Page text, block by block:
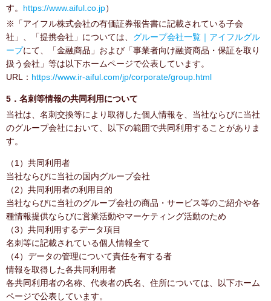
す。 https://www.aiful.co.jp）
※「アイフル株式会社の有価証券報告書に記載されている子会
社」、「提携会社」については、 グループ会社一覧｜アイフルグル
ープにて、「金融商品」および「事業者向け融資商品・保証を取り
扱う会社」等は以下ホームページで公表しています。
URL： https://www.ir-aiful.com/jp/corporate/group.html
5．名刺等情報の共同利用について
当社は、名刺交換等により取得した個人情報を、当社ならびに当社
のグループ会社において、以下の範囲で共同利用することがありま
す。
（1）共同利用者
当社ならびに当社の国内グループ会社
（2）共同利用者の利用目的
当社ならびに当社のグループ会社の商品・サービス等のご紹介や各
種情報提供ならびに営業活動やマーケティング活動のため
（3）共同利用するデータ項目
名刺等に記載されている個人情報全て
（4）データの管理について責任を有する者
情報を取得した各共同利用者
各共同利用者の名称、代表者の氏名、住所については、以下ホーム
ページで公表しています。